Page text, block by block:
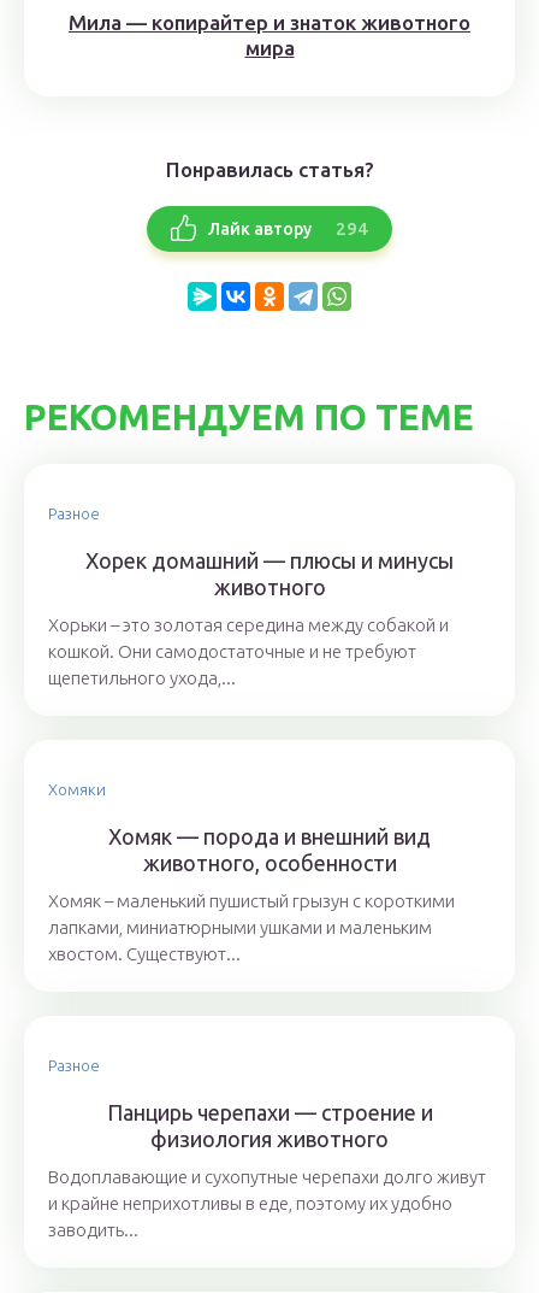
Мила — копирайтер и знаток животного
мира
Понравилась статья?
Лайк автору 294
РЕКОМЕНДУЕМ ПО ТЕМЕ
Разное
Хорек домашний — плюсы и минусы
животного
Хорьки – это золотая середина между собакой и
кошкой. Они самодостаточные и не требуют
щепетильного ухода,...
Хомяки
Хомяк — порода и внешний вид
животного, особенности
Хомяк – маленький пушистый грызун с короткими
лапками, миниатюрными ушками и маленьким
хвостом. Существуют...
Разное
Панцирь черепахи — строение и
физиология животного
Водоплавающие и сухопутные черепахи долго живут
и крайне неприхотливы в еде, поэтому их удобно
заводить...